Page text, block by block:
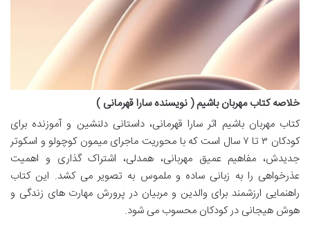
خلاصه کتاب مهربان باشیم ( نویسنده سارا قهرمانی )
کتاب مهربان باشیم اثر سارا قهرمانی، داستانی دلنشین و آموزنده برای
کودکان ۳ تا ۷ سال است که با محوریت ماجرای میمون کوچولو و اسکوتر
جدیدش، مفاهیم عمیق مهربانی، همدلی، اشتراک گذاری و اهمیت
عذرخواهی را به زبانی ساده و ملموس به تصویر می کشد. این کتاب
راهنمایی ارزشمند برای والدین و مربیان در پرورش مهارت های زندگی و
هوش هیجانی در کودکان محسوب می شود.